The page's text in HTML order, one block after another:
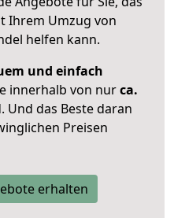
Ihrem Umzug von
helfen kann.
und einfach
innerhalb von nurca.
Und das Beste daran
Preisen
erhalten